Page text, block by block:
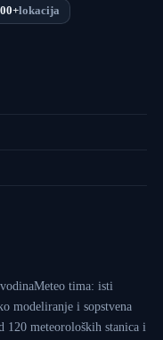
lokacija
tima: isti
modeliranje i sopstvena
meteoroloških stanica i